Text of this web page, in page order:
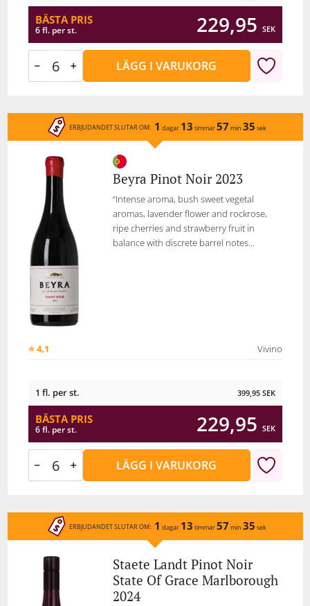
BÄSTA PRIS
6 fl. per st. 229,95 SEK
LÄGG I VARUKORG
ERBJUDANDET SLUTAR OM: 1 dagar 13 timmar57 min 35 sek
Beyra Pinot Noir 2023
“Intense aroma, bush sweet vegetal
aromas, lavender flower and rockrose,
ripe cherries and strawberry fruit in
balance with discrete barrel notes...
⭐ 4,1 Vivino
1 fl. per st. 399,95 SEK
BÄSTA PRIS
6 fl. per st. 229,95 SEK
LÄGG I VARUKORG
ERBJUDANDET SLUTAR OM: 1 dagar 13 timmar57 min 35 sek
Staete Landt Pinot Noir
State Of Grace Marlborough
2024